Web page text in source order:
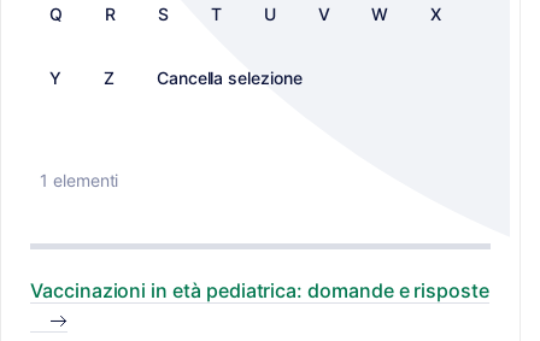
Q R S T U V W X
Y Z Cancella selezione
1 elementi
Vaccinazioni in età pediatrica: domande e risposte